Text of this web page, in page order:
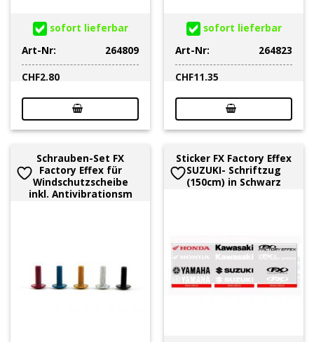
sofort lieferbar
Art-Nr:
264809
CHF2.80
sofort lieferbar
Art-Nr:
264823
CHF11.35
Schrauben-Set FX
Factory Effex für
Windschutzscheibe
inkl. Antivibrationsm
Sticker FX Factory Effex
SUZUKI- Schriftzug
(150cm) in Schwarz